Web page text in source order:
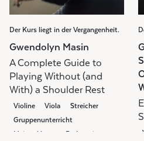
Der Kurs liegt in der Vergangenheit.
Gwendolyn Masin
A Complete Guide to
Playing Without (and
With) a Shoulder Rest
Violine Viola
Streicher
Gruppenunterricht
Meisterklasse
Pedagogie